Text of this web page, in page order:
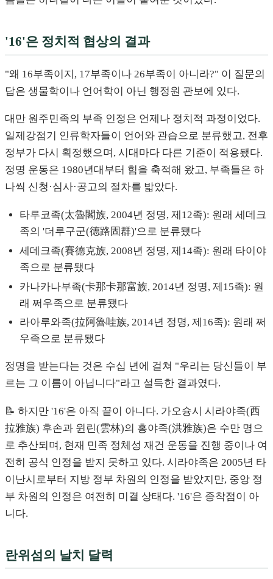
'16'은 정치적 협상의 결과
"왜 16부족이지, 17부족이나 26부족이 아니라?" 이 질문의
답은 생물학이나 언어학이 아닌 행정원 관보에 있다.
대만 원주민족의 부족 인정은 언제나 정치적 과정이었다.
일제강점기 인류학자들이 언어와 관습으로 분류했고, 전후
정부가 다시 획정했으며, 시대마다 다른 기준이 적용됐다.
정명 운동은 1980년대부터 힘을 축적해 왔고, 부족들은 하
나씩 신청·심사·공고의 절차를 밟았다.
타루코족(太魯閣族, 2004년 정명, 제12족): 원래 세데크
족의 '더루구군(德路固群)'으로 분류됐다
세데크족(賽德克族, 2008년 정명, 제14족): 원래 타이야
족으로 분류됐다
카나카나부족(卡那卡那富族, 2014년 정명, 제15족): 원
래 쩌우족으로 분류됐다
라아루와족(拉阿魯哇族, 2014년 정명, 제16족): 원래 쩌
우족으로 분류됐다
정명을 받는다는 것은 수십 년에 걸쳐 "우리는 당신들이 부
르는 그 이름이 아닙니다"라고 설득한 결과였다.
📝 하지만 '16'은 아직 끝이 아니다. 가오슝시 시라야족(西
拉雅族) 후손과 윈린(雲林)의 홍야족(洪雅族)은 수만 명으
로 추산되며, 현재 민족 정체성 재건 운동을 진행 중이나 여
전히 공식 인정을 받지 못하고 있다. 시라야족은 2005년 타
이난시로부터 지방 정부 차원의 인정을 받았지만, 중앙 정
부 차원의 인정은 여전히 미결 상태다. '16'은 종착점이 아
니다.
란위섬의 날치 달력